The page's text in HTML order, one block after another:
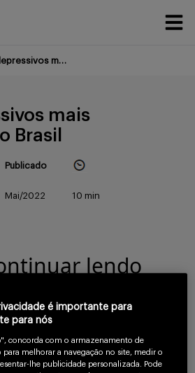
Antidepressivos mais vendidos no Brasil
mais
Brasil
Publicado
Mai/2022 10 min
lendo
da
saúde.
é importante para
para nós
concorda com o armazenamento de
melhorar a navegação no site, medir o
lhe publicidade personalizada. Pode